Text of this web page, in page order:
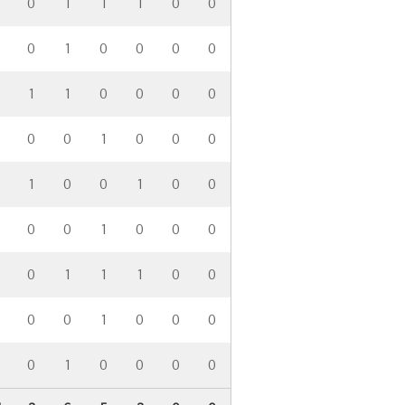
0 1 0 0 0 0
1 1 0 0 0 0
0 0 1 0 0 0
1 0 0 1 0 0
0 0 1 0 0 0
0 1 1 1 0 0
0 0 1 0 0 0
0 1 0 0 0 0